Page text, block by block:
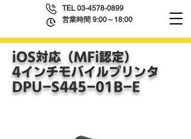
TEL 03-4578-0899
営業時間 9:00～18:00
iOS対応（MFi認定）
4インチモバイルプリンタ
​DPU-S445-01B-E